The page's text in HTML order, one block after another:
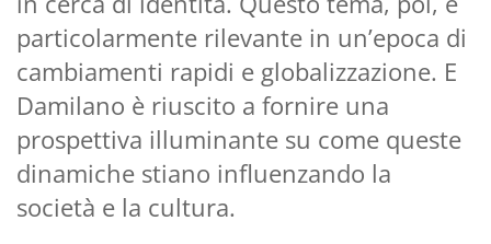
particolarmente rilevante in un’epoca di
cambiamenti rapidi e globalizzazione. E
Damilano è riuscito a fornire una
prospettiva illuminante su come queste
dinamiche stiano influenzando la
società e la cultura.